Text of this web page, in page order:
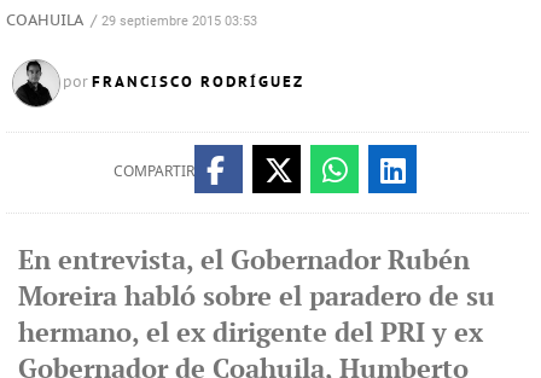
COAHUILA / 29 septiembre 2015 03:53
por FRANCISCO RODRÍGUEZ
COMPARTIR
En entrevista, el Gobernador Rubén
Moreira habló sobre el paradero de su
hermano, el ex dirigente del PRI y ex
Gobernador de Coahuila, Humberto